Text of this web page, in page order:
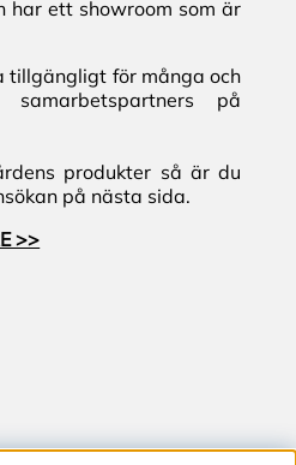
har ett showroom som är
tillgängligt för många och
på
produkter så är du
på nästa sida.
>>